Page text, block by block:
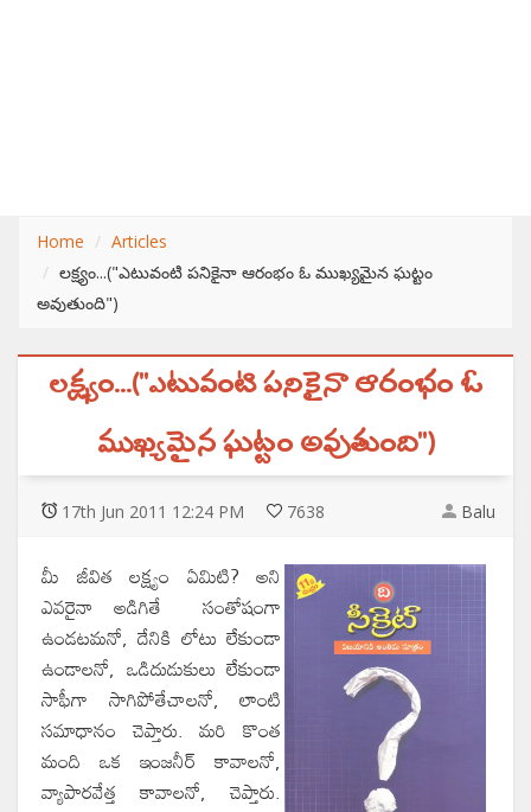
Home
Articles
లక్ష్యం...("ఎటువంటి పనికైనా ఆరంభం ఓ ముఖ్యమైన ఘట్టం
అవుతుంది")
లక్ష్యం...("ఎటువంటి పనికైనా ఆరంభం ఓ
ముఖ్యమైన ఘట్టం అవుతుంది")
17th Jun 2011 12:24 PM 7638 Balu
మీ జీవిత లక్ష్యం ఏమిటి? అని
ఎవరైనా అడిగితే సంతోషంగా
ఉండటమనో, దేనికి లోటు లేకుండా
ఉండాలనో, ఒడిదుడుకులు లేకుండా
సాఫీగా సాగిపోతేచాలనో, లాంటి
సమాధానం చెప్తారు. మరి కొంత
మంది ఒక ఇంజనీర్ కావాలనో,
వ్యాపారవేత్త కావాలనో, చెప్తారు.